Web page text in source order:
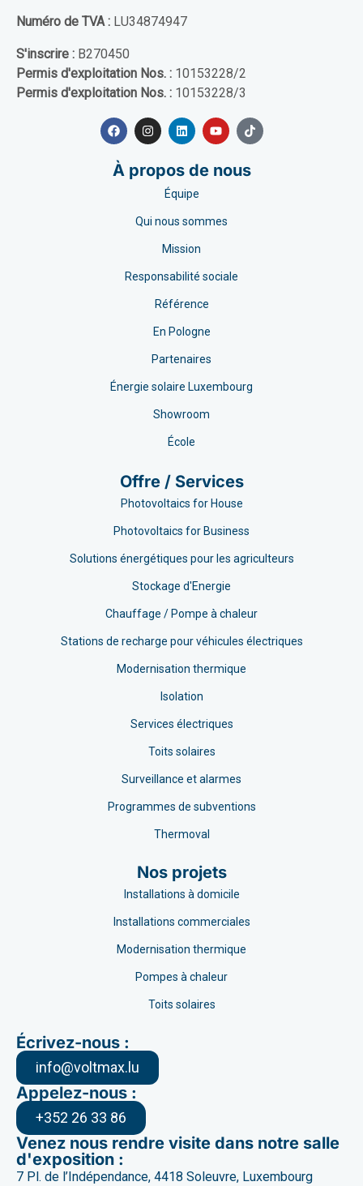
Numéro de TVA : LU34874947
S'inscrire : B270450
Permis d'exploitation Nos. : 10153228/2
Permis d'exploitation Nos. : 10153228/3
À propos de nous
Équipe
Qui nous sommes
Mission
Responsabilité sociale
Référence
En Pologne
Partenaires
Énergie solaire Luxembourg
Showroom
École
Offre / Services
Photovoltaics for House
Photovoltaics for Business
Solutions énergétiques pour les agriculteurs
Stockage d'Energie
Chauffage / Pompe à chaleur
Stations de recharge pour véhicules électriques
Modernisation thermique
Isolation
Services électriques
Toits solaires
Surveillance et alarmes
Programmes de subventions
Thermoval
Nos projets
Installations à domicile
Installations commerciales
Modernisation thermique
Pompes à chaleur
Toits solaires
Écrivez-nous :
info@voltmax.lu
Appelez-nous :
+352 26 33 86
Venez nous rendre visite dans notre salle
d'exposition :
7 Pl. de l’Indépendance, 4418 Soleuvre, Luxembourg